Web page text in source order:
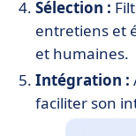
Sélection :
entretiens et
et humaines.
Intégration :
faciliter son